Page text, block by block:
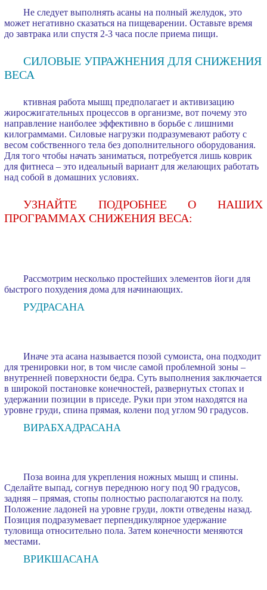
Не следует выполнять асаны на полный желудок, это
может негативно сказаться на пищеварении. Оставьте время
до завтрака или спустя 2-3 часа после приема пищи.
СИЛОВЫЕ УПРАЖНЕНИЯ ДЛЯ СНИЖЕНИЯ
ВЕСА
ктивная работа мышц предполагает и активизацию
жиросжигательных процессов в организме, вот почему это
направление наиболее эффективно в борьбе с лишними
килограммами. Силовые нагрузки подразумевают работу с
весом собственного тела без дополнительного оборудования.
Для того чтобы начать заниматься, потребуется лишь коврик
для фитнеса – это идеальный вариант для желающих работать
над собой в домашних условиях.
УЗНАЙТЕ ПОДРОБНЕЕ О НАШИХ
ПРОГРАММАХ СНИЖЕНИЯ ВЕСА:
Рассмотрим несколько простейших элементов йоги для
быстрого похудения дома для начинающих.
РУДРАСАНА
Иначе эта асана называется позой сумоиста, она подходит
для тренировки ног, в том числе самой проблемной зоны –
внутренней поверхности бедра. Суть выполнения заключается
в широкой постановке конечностей, развернутых стопах и
удержании позиции в приседе. Руки при этом находятся на
уровне груди, спина прямая, колени под углом 90 градусов.
ВИРАБХАДРАСАНА
Поза воина для укрепления ножных мышц и спины.
Сделайте выпад, согнув переднюю ногу под 90 градусов,
задняя – прямая, стопы полностью располагаются на полу.
Положение ладоней на уровне груди, локти отведены назад.
Позиция подразумевает перпендикулярное удержание
туловища относительно пола. Затем конечности меняются
местами.
ВРИКШАСАНА